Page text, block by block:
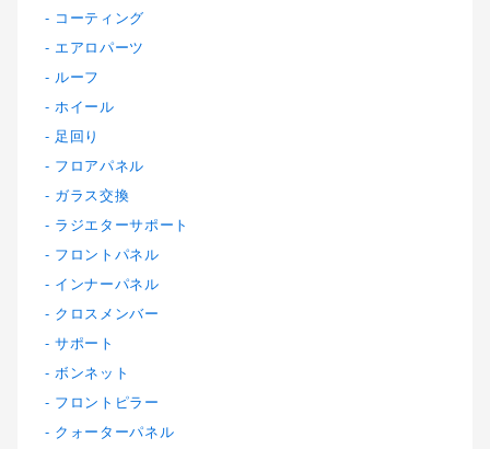
コーティング
エアロパーツ
ルーフ
ホイール
足回り
フロアパネル
ガラス交換
ラジエターサポート
フロントパネル
インナーパネル
クロスメンバー
サポート
ボンネット
フロントピラー
クォーターパネル